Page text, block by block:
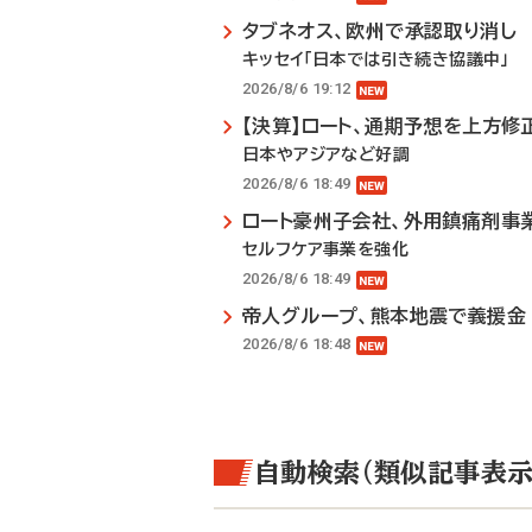
タブネオス、欧州で承認取り消し
キッセイ「日本では引き続き協議中」
2026/8/6 19:12
【決算】ロート、通期予想を上方修
日本やアジアなど好調
2026/8/6 18:49
ロート豪州子会社、外用鎮痛剤事
セルフケア事業を強化
2026/8/6 18:49
帝人グループ、熊本地震で義援金
2026/8/6 18:48
自動検索（類似記事表示